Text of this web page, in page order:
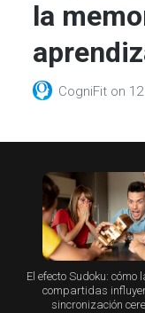
la
CogniFit on
El efecto Sudoku: cómo
compartidas
sincronización